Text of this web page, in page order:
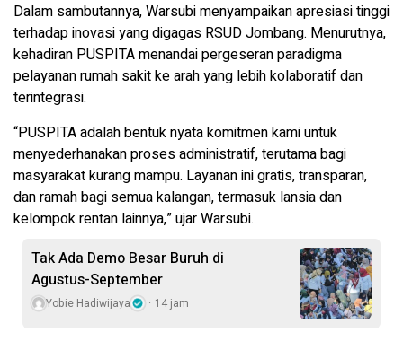
Dalam sambutannya, Warsubi menyampaikan apresiasi tinggi
terhadap inovasi yang digagas RSUD Jombang. Menurutnya,
kehadiran PUSPITA menandai pergeseran paradigma
pelayanan rumah sakit ke arah yang lebih kolaboratif dan
terintegrasi.
“PUSPITA adalah bentuk nyata komitmen kami untuk
menyederhanakan proses administratif, terutama bagi
masyarakat kurang mampu. Layanan ini gratis, transparan,
dan ramah bagi semua kalangan, termasuk lansia dan
kelompok rentan lainnya,” ujar Warsubi.
Tak Ada Demo Besar Buruh di
Agustus-September
Yobie Hadiwijaya 14 jam